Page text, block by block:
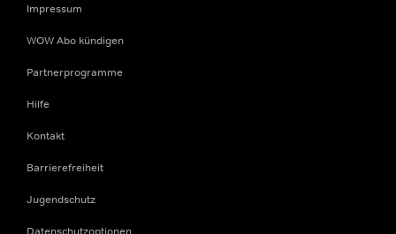
Impressum
WOW Abo kündigen
Partnerprogramme
Hilfe
Kontakt
Barrierefreiheit
Jugendschutz